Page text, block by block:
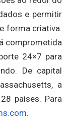
e permitir
forma criativa.
comprometida
24×7 para
De capital
a
países. Para
.